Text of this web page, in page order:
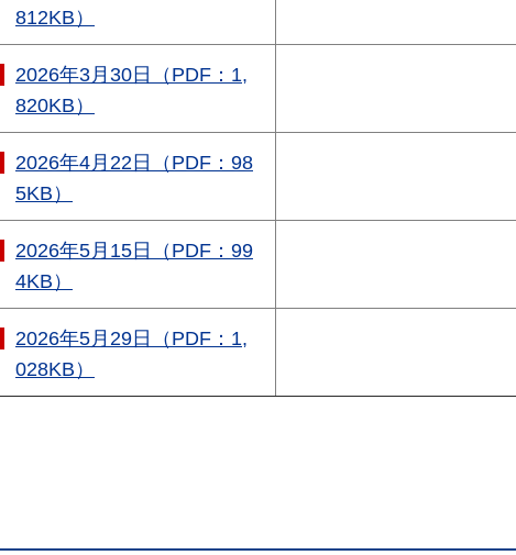
812KB）
2026年3月30日（PDF：1,
820KB）
2026年4月22日（PDF：98
5KB）
2026年5月15日（PDF：99
4KB）
2026年5月29日（PDF：1,
028KB）